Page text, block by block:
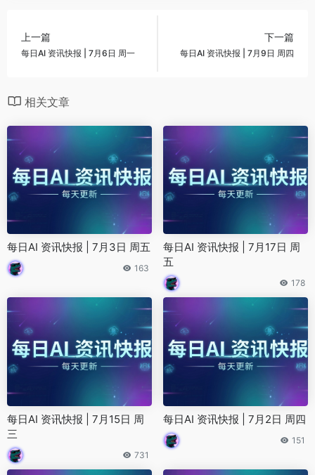
上一篇
每日AI 资讯快报 | 7月6日 周一
下一篇
每日AI 资讯快报 | 7月9日 周四
相关文章
每日AI 资讯快报 | 7月3日 周五
163
每日AI 资讯快报 | 7月17日 周
五
178
每日AI 资讯快报 | 7月15日 周
三
731
每日AI 资讯快报 | 7月2日 周四
151